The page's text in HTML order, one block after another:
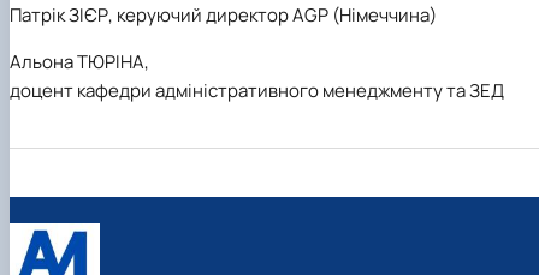
Патрік ЗІЄР, керуючий директор AGP (Німеччина)
Альона ТЮРІНА,
доцент кафедри адміністративного менеджменту та ЗЕД